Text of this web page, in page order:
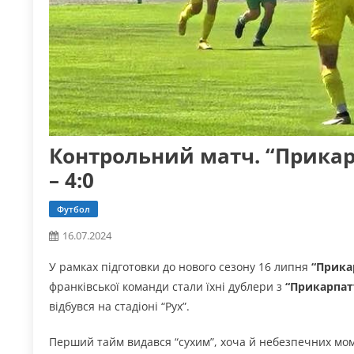
Контрольний матч.
– 4:0
Футбол
16.07.2024
У рамках підготовки до нового сезону 16 липня
франківської команди стали їхні дублери з
відбувся на стадіоні “Рух”.
Перший тайм видався “сухим”, хоча й небезпечних